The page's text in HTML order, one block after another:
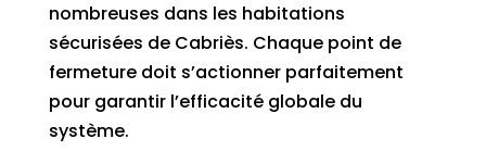
nombreuses dans les habitations
sécurisées de Cabriès. Chaque point de
fermeture doit s’actionner parfaitement
pour garantir l’efficacité globale du
système.